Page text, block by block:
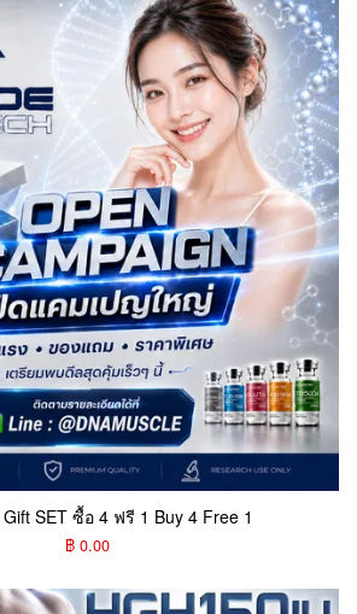
SET ซื้อ 4 ฟรี 1 Buy 4 Free 1
฿ 0.00